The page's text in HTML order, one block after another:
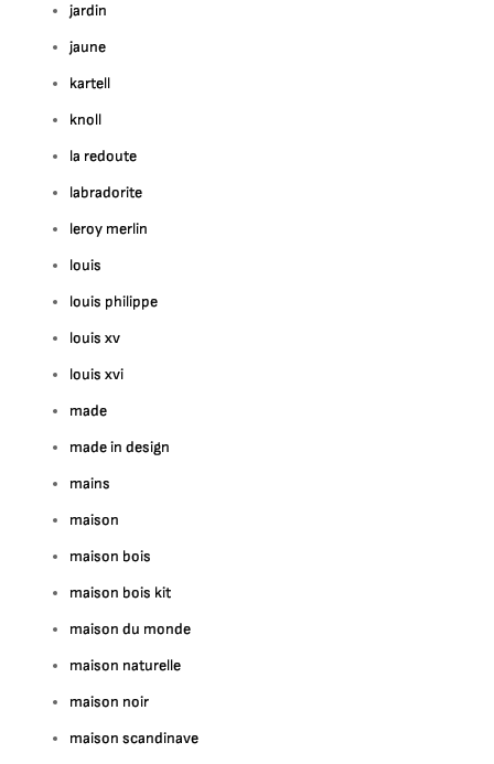
jardin
jaune
kartell
knoll
la redoute
labradorite
leroy merlin
louis
louis philippe
louis xv
louis xvi
made
made in design
mains
maison
maison bois
maison bois kit
maison du monde
maison naturelle
maison noir
maison scandinave